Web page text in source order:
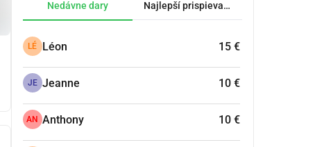
Nedávne dary Najlepší prispievatelia.
LÉ Léon 15 €
JE Jeanne 10 €
AN Anthony 10 €